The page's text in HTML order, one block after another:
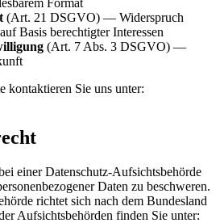
(Art. 21 DSGVO) — Widerspruch
Basis berechtigter Interessen
(Art. 7 Abs. 3 DSGVO) —
kontaktieren Sie uns unter:
einer Datenschutz-Aufsichtsbehörde
Daten zu beschweren.
richtet sich nach dem Bundesland
Aufsichtsbehörden finden Sie unter: